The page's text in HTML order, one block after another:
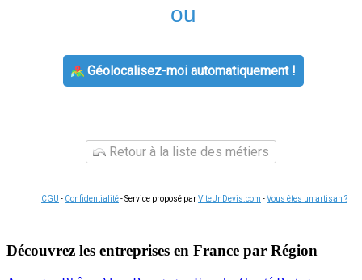
ou
Géolocalisez-moi automatiquement !
Retour à la liste des métiers
CGU - Confidentialité- Service proposé parViteUnDevis.com -Vous êtes un artisan ?
Découvrez les entreprises en France par Région